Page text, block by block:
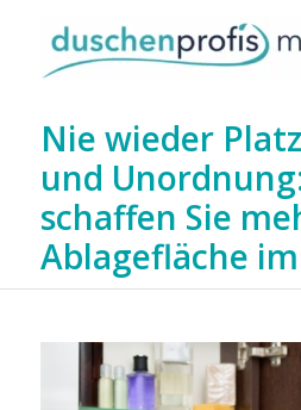
Nie wieder
und
schaffen Sie
Ablagefläche